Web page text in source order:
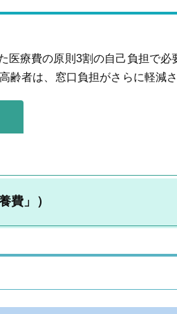
医療費の原則3割の自己負担で必
齢者は、窓口負担がさらに軽減さ
費」）